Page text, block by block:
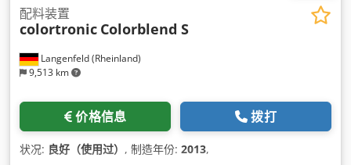
Langenfeld (Rheinland)
9,513 km
配料装置
colortronic Colorblend S
价格信息 拨打
状况: 良好（使用过） , 制造年份: 2013,